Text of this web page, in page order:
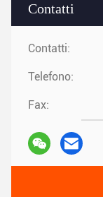
Contatti
Contatti:
Telefono:
Fax: